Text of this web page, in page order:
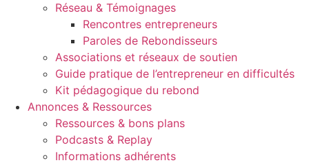
Réseau & Témoignages
Rencontres entrepreneurs
Paroles de Rebondisseurs
Associations et réseaux de soutien
Guide pratique de l’entrepreneur en difficultés
Kit pédagogique du rebond
Annonces & Ressources
Ressources & bons plans
Podcasts & Replay
Informations adhérents